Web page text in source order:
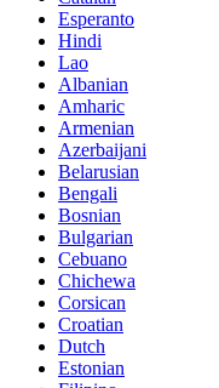
Esperanto
Hindi
Lao
Albanian
Amharic
Armenian
Azerbaijani
Belarusian
Bengali
Bosnian
Bulgarian
Cebuano
Chichewa
Corsican
Croatian
Dutch
Estonian